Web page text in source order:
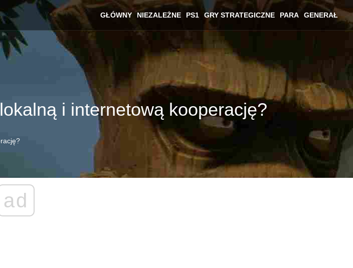
GŁÓWNY NIEZALEŻNE PS1 GRY STRATEGICZNE PARA GENERAŁ
i internetową kooperację?
ad